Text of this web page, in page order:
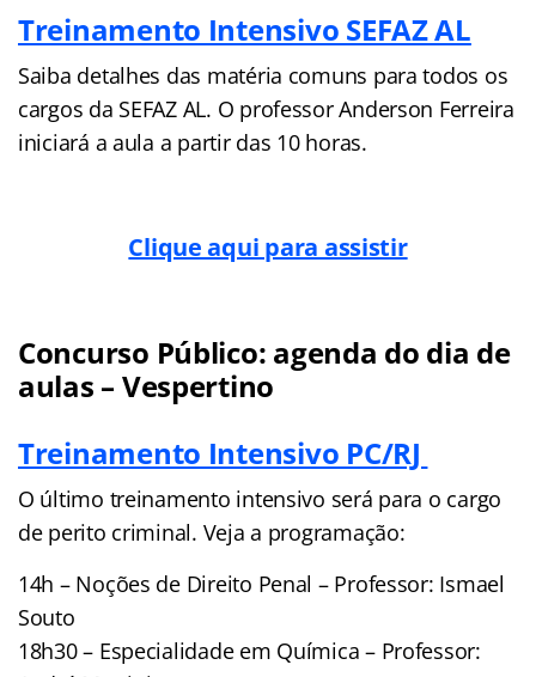
Treinamento Intensivo SEFAZ AL
Saiba detalhes das matéria comuns para todos os
cargos da SEFAZ AL. O professor Anderson Ferreira
iniciará a aula a partir das 10 horas.
Clique aqui para assistir
Concurso Público: agenda do dia de
aulas – Vespertino
Treinamento Intensivo PC/RJ
O último treinamento intensivo será para o cargo
de perito criminal. Veja a programação:
14h – Noções de Direito Penal – Professor: Ismael
Souto
18h30 – Especialidade em Química – Professor: